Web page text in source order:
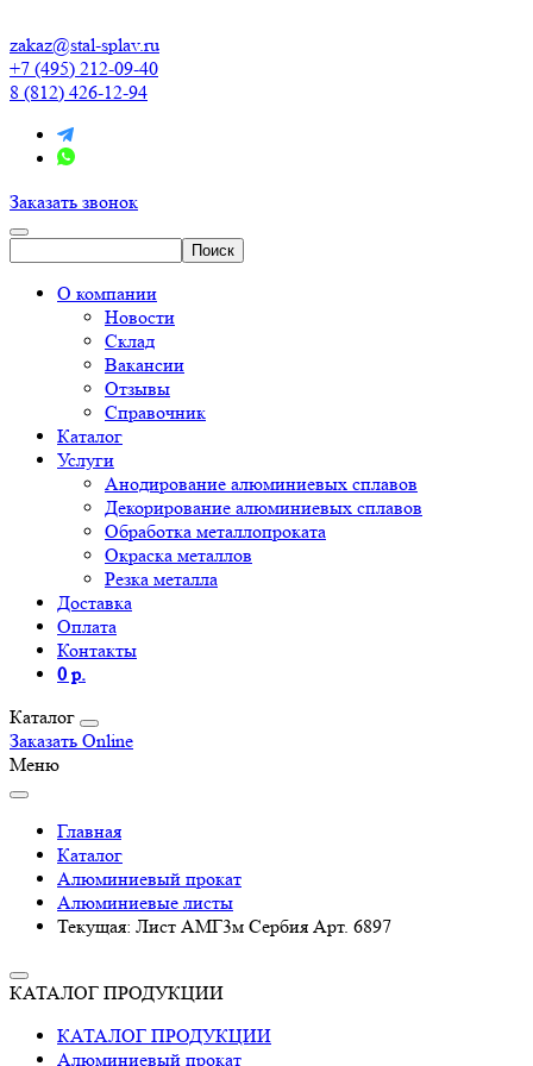
zakaz@stal-splav.ru
+7 (495) 212-09-40
8 (812) 426-12-94
Заказать звонок
О компании
Новости
Склад
Вакансии
Отзывы
Справочник
Каталог
Услуги
Анодирование алюминиевых сплавов
Декорирование алюминиевых сплавов
Обработка металлопроката
Окраска металлов
Резка металла
Доставка
Оплата
Контакты
0 р.
Каталог
Заказать Online
Меню
Главная
Каталог
Алюминиевый прокат
Алюминиевые листы
Текущая: Лист АМГ3м Сербия Арт. 6897
КАТАЛОГ ПРОДУКЦИИ
КАТАЛОГ ПРОДУКЦИИ
Алюминиевый прокат